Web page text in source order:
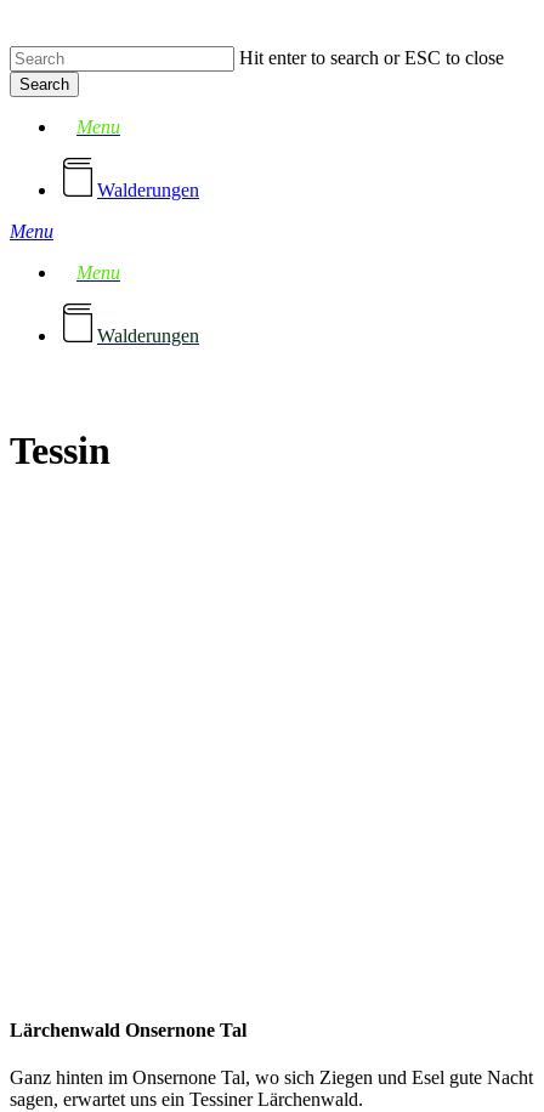
main
content
Hit enter to search or ESC to close
Search
Search
Menu
Walderungen
Menu
Menu
Walderungen
Tessin
Lärchenwald Onsernone Tal
Ganz hinten im Onsernone Tal, wo sich Ziegen und Esel gute Nacht
sagen, erwartet uns ein Tessiner Lärchenwald.